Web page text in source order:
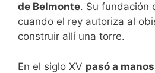
de Belmonte. Su fundación
cuando el rey autoriza al
construir allí una torre.
En el siglo XV pasó a